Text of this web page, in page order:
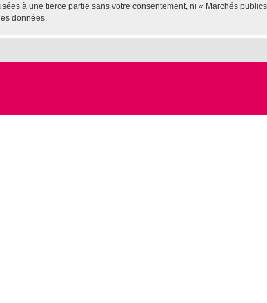
à une tierce partie sans votre consentement, ni « Marchés
données.